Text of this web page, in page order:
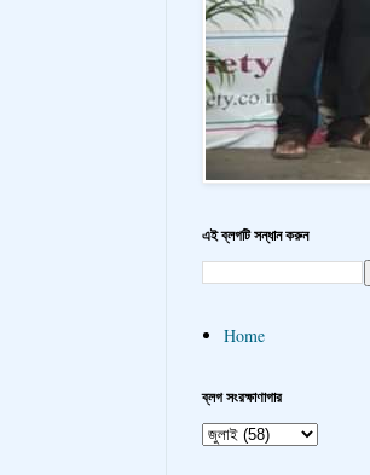
এই ব্লগটি সন্ধান করুন
Home
ব্লগ সংরক্ষাণাগার